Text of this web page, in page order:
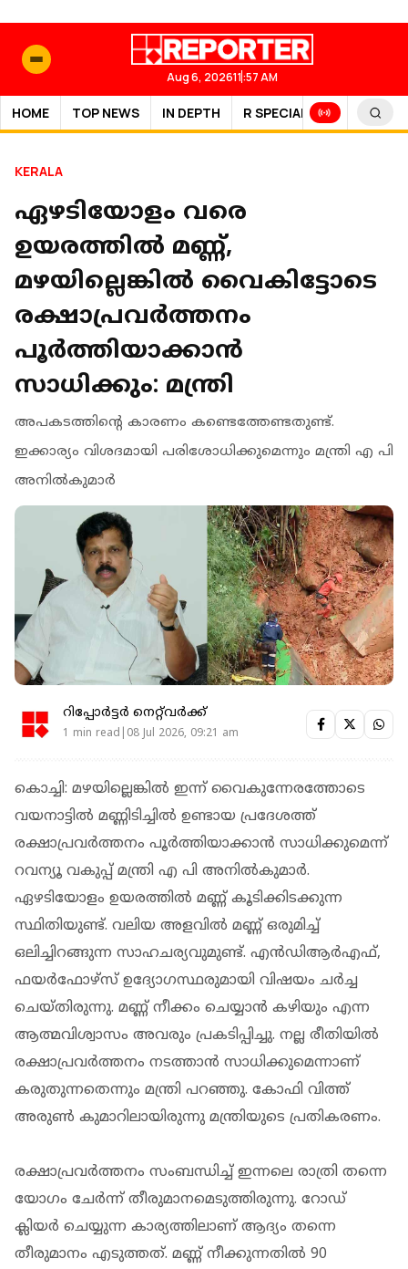
Aug 6, 202611:57 AM
HOME TOP NEWS IN DEPTH R SPECIAL SPORTS
KERALA
ഏഴടിയോളം വരെ
ഉയരത്തിൽ മണ്ണ്,
മഴയില്ലെങ്കിൽ വൈകിട്ടോടെ
രക്ഷാപ്രവർത്തനം
പൂർത്തിയാക്കാന്‍
സാധിക്കും: മന്ത്രി
അപകടത്തിന്റെ കാരണം കണ്ടെത്തേണ്ടതുണ്ട്.
ഇക്കാര്യം വിശദമായി പരിശോധിക്കുമെന്നും മന്ത്രി എ പി
അനിൽകുമാർ
റിപ്പോർട്ടർ നെറ്റ്‌വര്‍ക്ക്‌
1 min read|08 Jul 2026, 09:21 am
കൊച്ചി: മഴയില്ലെങ്കില്‍ ഇന്ന് വൈകുന്നേരത്തോടെ
വയനാട്ടില്‍ മണ്ണിടിച്ചില്‍ ഉണ്ടായ പ്രദേശത്ത്
രക്ഷാപ്രവര്‍ത്തനം പൂര്‍ത്തിയാക്കാന്‍ സാധിക്കുമെന്ന്
റവന്യൂ വകുപ്പ് മന്ത്രി എ പി അനില്‍കുമാര്‍.
ഏഴടിയോളം ഉയരത്തില്‍ മണ്ണ് കൂടിക്കിടക്കുന്ന
സ്ഥിതിയുണ്ട്. വലിയ അളവില്‍ മണ്ണ് ഒരുമിച്ച്
ഒലിച്ചിറങ്ങുന്ന സാഹചര്യവുമുണ്ട്. എന്‍ഡിആര്‍എഫ്,
ഫയര്‍ഫോഴ്‌സ് ഉദ്യോഗസ്ഥരുമായി വിഷയം ചര്‍ച്ച
ചെയ്തിരുന്നു. മണ്ണ് നീക്കം ചെയ്യാന്‍ കഴിയും എന്ന
ആത്മവിശ്വാസം അവരും പ്രകടിപ്പിച്ചു. നല്ല രീതിയില്‍
രക്ഷാപ്രവര്‍ത്തനം നടത്താന്‍ സാധിക്കുമെന്നാണ്
കരുതുന്നതെന്നും മന്ത്രി പറഞ്ഞു. കോഫി വിത്ത്
അരുണ്‍ കുമാറിലായിരുന്നു മന്ത്രിയുടെ പ്രതികരണം.
രക്ഷാപ്രവര്‍ത്തനം സംബന്ധിച്ച് ഇന്നലെ രാത്രി തന്നെ
യോഗം ചേര്‍ന്ന് തീരുമാനമെടുത്തിരുന്നു. റോഡ്
ക്ലിയര്‍ ചെയ്യുന്ന കാര്യത്തിലാണ് ആദ്യം തന്നെ
തീരുമാനം എടുത്തത്. മണ്ണ് നീക്കുന്നതില്‍ 90